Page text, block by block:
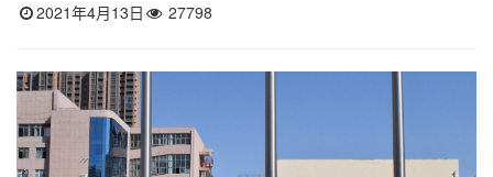
2021年4月13日
27798